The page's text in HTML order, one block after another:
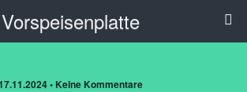
Vorspeisenplatte
• Keine Kommentare